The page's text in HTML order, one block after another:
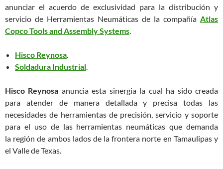
anunciar el acuerdo de exclusividad para la distribución y
servicio de Herramientas Neumáticas de la compañía Atlas
Copco Tools and Assembly Systems.
Hisco Reynosa.
Soldadura Industrial.
Hisco Reynosa anuncia esta sinergia la cual ha sido creada
para atender de manera detallada y precisa todas las
necesidades de herramientas de precisión, servicio y soporte
para el uso de las herramientas neumáticas que demanda
la región de ambos lados de la frontera norte en Tamaulipas y
el Valle de Texas.